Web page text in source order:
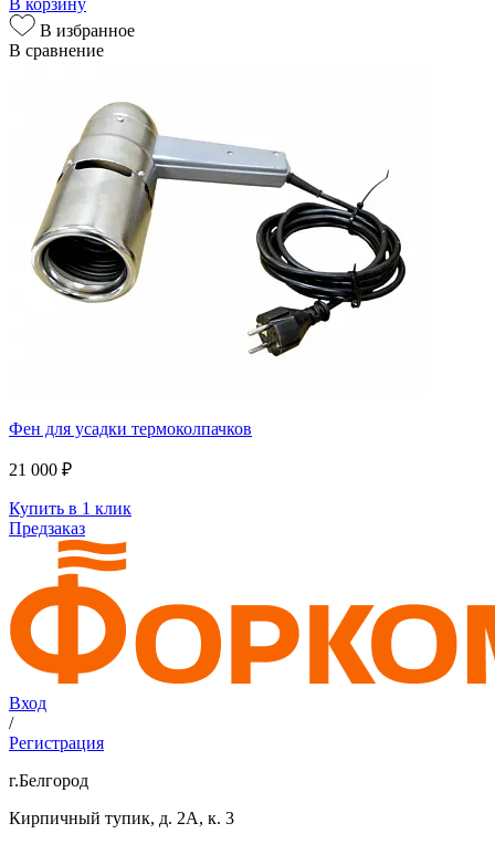
В избранное
В сравнение
Фен для усадки термоколпачков
21 000 ₽
Купить в 1 клик
Предзаказ
Вход
/
Регистрация
г.Белгород
Кирпичный тупик, д. 2А, к. 3